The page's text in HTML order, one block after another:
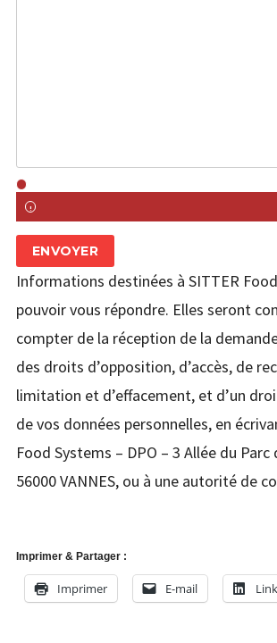
ENVOYER
Informations destinées à SITTER
pouvoir vous répondre. Elles seront
compter de la réception de la
des droits d’opposition, d’accès, de
limitation et d’effacement, et d’un
de vos données personnelles, en
Food Systems – DPO – 3 Allée du Parc
56000 VANNES, ou à une autorité de
Imprimer & Partager :
Imprimer E-mail